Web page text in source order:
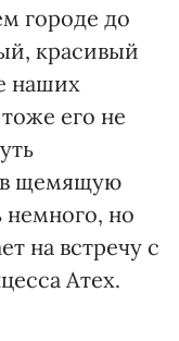
городе до
красивый
наших
его не
в щемящую
немного, но
на встречу с
Атех.